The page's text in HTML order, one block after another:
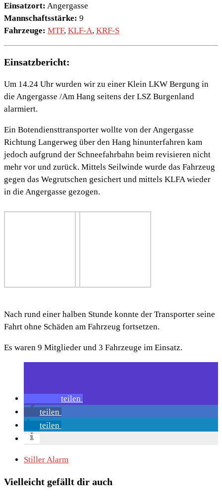
Einsatzort: Angergasse
Mannschaftsstärke: 9
Fahrzeuge: MTF, KLF-A, KRF-S
Einsatzbericht:
Um 14.24 Uhr wurden wir zu einer Klein LKW Bergung in
die Angergasse /Am Hang seitens der LSZ Burgenland
alarmiert.
Ein Botendiensttransporter wollte von der Angergasse
Richtung Langerweg über den Hang hinunterfahren kam
jedoch aufgrund der Schneefahrbahn beim revisieren nicht
mehr vor und zurück. Mittels Seilwinde wurde das Fahrzeug
gegen das Wegrutschen gesichert und mittels KLFA wieder
in die Angergasse gezogen.
Nach rund einer halben Stunde konnte der Transporter seine
Fahrt ohne Schäden am Fahrzeug fortsetzen.
Es waren 9 Mitglieder und 3 Fahrzeuge im Einsatz.
teilen
teilen
teilen
Stiller Alarm
Vielleicht gefällt dir auch